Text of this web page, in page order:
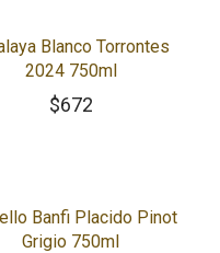
Blanco Torrontes
2024 750ml
$672
Banfi Placido Pinot
Grigio 750ml